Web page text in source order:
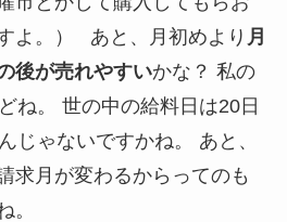
よ。） あと、月初めより 月
後が売れやすいかな？ 私の
ね。 世の中の給料日は20日
じゃないですかね。 あと、
求月が変わるからってのも
ね。